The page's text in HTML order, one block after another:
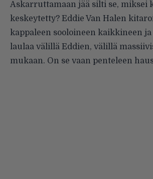
Askarruttamaan jää silti se, miksei
keskeytetty? Eddie Van Halen
kappaleen sooloineen kaikkineen ja
laulaa välillä Eddien, välillä
mukaan. On se vaan penteleen